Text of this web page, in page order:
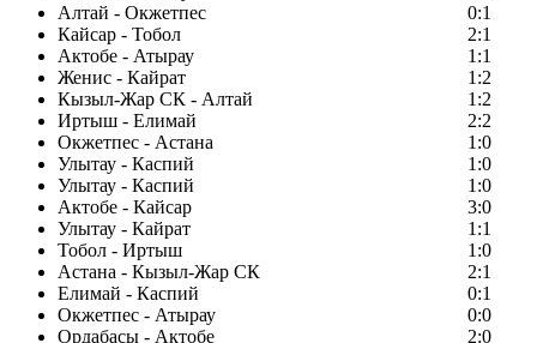
Алтай - Окжетпес
0:1
Кайсар - Тобол
2:1
Актобе - Атырау
1:1
Женис - Кайрат
1:2
Кызыл-Жар СК - Алтай
1:2
Иртыш - Елимай
2:2
Окжетпес - Астана
1:0
Улытау - Каспий
1:0
Улытау - Каспий
1:0
Актобе - Кайсар
3:0
Улытау - Кайрат
1:1
Тобол - Иртыш
1:0
Астана - Кызыл-Жар СК
2:1
Елимай - Каспий
0:1
Окжетпес - Атырау
0:0
Ордабасы - Актобе
2:0